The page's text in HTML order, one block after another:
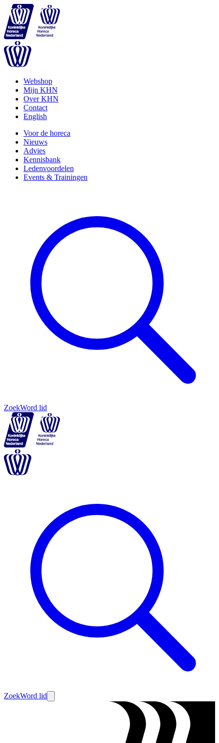
Webshop
Mijn KHN
Over KHN
Contact
English
Voor de horeca
Nieuws
Advies
Kennisbank
Ledenvoordelen
Events & Trainingen
ZoekWord lid
ZoekWord lid